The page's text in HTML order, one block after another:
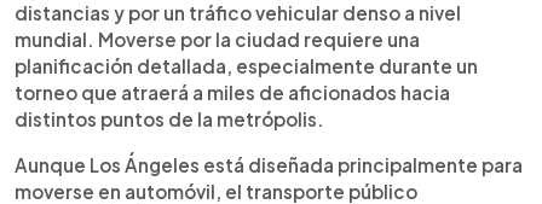
distancias y por un tráfico vehicular denso a nivel
mundial. Moverse por la ciudad requiere una
planificación detallada, especialmente durante un
torneo que atraerá a miles de aficionados hacia
distintos puntos de la metrópolis.
Aunque Los Ángeles está diseñada principalmente para
moverse en automóvil, el transporte público